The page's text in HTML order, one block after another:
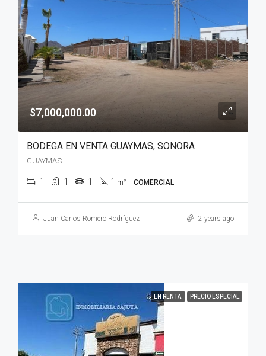
$7,000,000.00
BODEGA EN VENTA GUAYMAS, SONORA
GUAYMAS
1 1 1 1 m² COMERCIAL
Juan Carlos Romero Rodríguez 2 years ago
EN RENTA PRECIO ESPECIAL